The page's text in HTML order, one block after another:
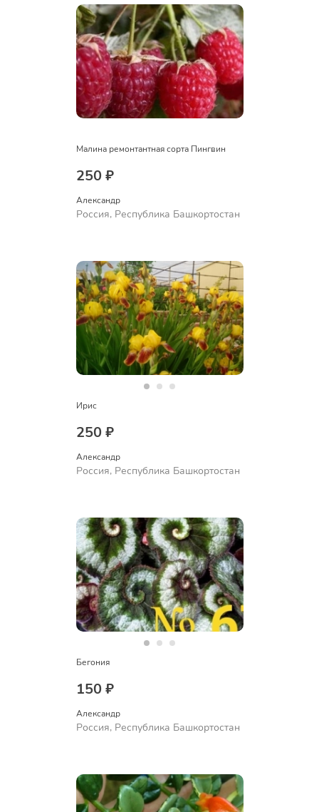
Малина ремонтантная сорта Пингвин
250 ₽
Александр
Россия, Республика Башкортостан
Ирис
250 ₽
Александр
Россия, Республика Башкортостан
Бегония
150 ₽
Александр
Россия, Республика Башкортостан